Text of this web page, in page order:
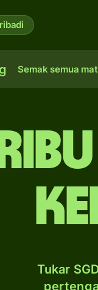
Semak semua
Tukar